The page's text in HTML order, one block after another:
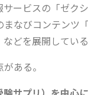
ービスの「ゼク
なびコンテンツ
どを展開している
ある。